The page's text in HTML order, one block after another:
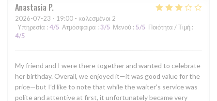
Anastasia P
2026-07-23 - 19:00 - καλεσμένοι 2
Υπηρεσία : 4/5 Ατμόσφαιρα : 3/5 Μενού : 5/5 Ποιότητα / Τιμή :
4/5
My friend and I were there together and wanted to celebrate
her birthday. Overall, we enjoyed it—it was good value for the
price—but I’d like to note that while the waiter’s service was
polite and attentive at first, it unfortunately became very